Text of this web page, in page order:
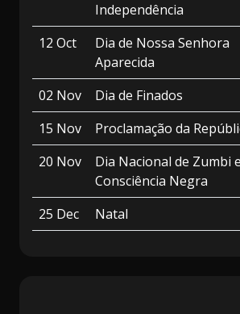
Independência
12 Oct
Dia de Nossa Senhora
Aparecida
02 Nov
Dia de Finados
15 Nov
Proclamação da
20 Nov
Dia Nacional de Zumbi
Consciência Negra
25 Dec
Natal